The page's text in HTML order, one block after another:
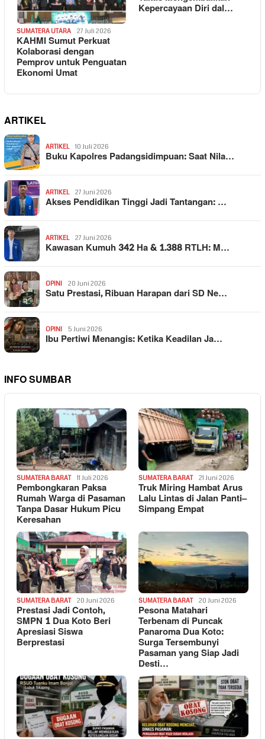
SUMATERA UTARA 27 Juli 2026
KAHMI Sumut Perkuat
Kolaborasi dengan
Pemprov untuk Penguatan
Ekonomi Umat
Kepercayaan Diri dal…
ARTIKEL
ARTIKEL 10 Juli 2026
Buku Kapolres Padangsidimpuan: Saat Nila…
ARTIKEL 27 Juni 2026
Akses Pendidikan Tinggi Jadi Tantangan: …
ARTIKEL 27 Juni 2026
Kawasan Kumuh 342 Ha & 1.388 RTLH: M…
OPINI 20 Juni 2026
Satu Prestasi, Ribuan Harapan dari SD Ne…
OPINI 5 Juni 2026
Ibu Pertiwi Menangis: Ketika Keadilan Ja…
INFO SUMBAR
SUMATERA BARAT 11 Juli 2026
Pembongkaran Paksa
Rumah Warga di Pasaman
Tanpa Dasar Hukum Picu
Keresahan
SUMATERA BARAT 21 Juni 2026
Truk Miring Hambat Arus
Lalu Lintas di Jalan Panti–
Simpang Empat
SUMATERA BARAT 20 Juni 2026
Prestasi Jadi Contoh,
SMPN 1 Dua Koto Beri
Apresiasi Siswa
Berprestasi
SUMATERA BARAT 20 Juni 2026
Pesona Matahari
Terbenam di Puncak
Panaroma Dua Koto:
Surga Tersembunyi
Pasaman yang Siap Jadi
Desti…